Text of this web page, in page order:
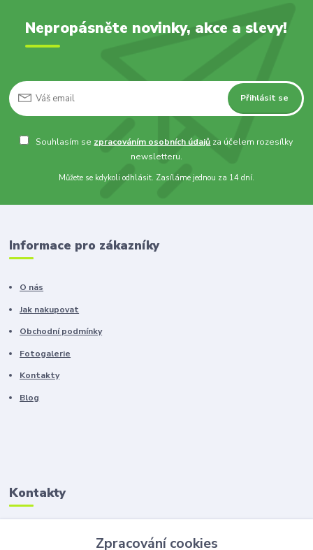
Nepropásněte novinky, akce a slevy!
Přihlásit se
Souhlasím se zpracováním osobních údajů za účelem rozesílky
newsletteru.
Můžete se kdykoli odhlásit. Zasíláme jednou za 14 dní.
Informace pro zákazníky
O nás
Jak nakupovat
Obchodní podmínky
Fotogalerie
Kontakty
Blog
Kontakty
Zákaznická podpora
Zpracování cookies